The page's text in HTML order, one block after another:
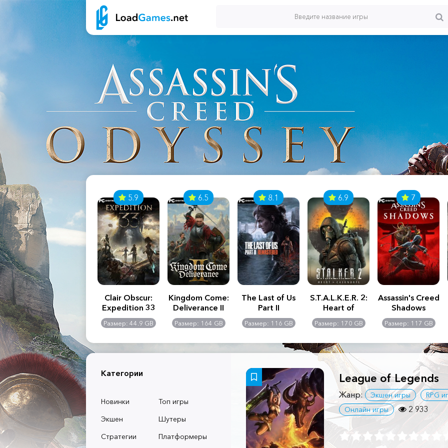
2:
-
GB
Assassin's Creed
Shadows
Размер: 117 GB
5.9
Clair Obscur:
Expedition 33
Размер: 44.9 GB
6.5
Kingdom Come:
Deliverance II
Размер: 164 GB
8.1
The Last of Us
Part II
Remastered
Размер: 116 GB
6.9
S.T.A.L.K.E.R. 2:
Heart of
Chernobyl -
Ultimate Edition
Размер: 170 GB
7
Assassin's Creed
Shadows
Размер: 117 GB
Категории
Новинки
Топ игры
Экшен
Шутеры
Стратегии
Платформеры
League of Legends
Жанр: Экшен игры RPG
Онлайн игры
2 933